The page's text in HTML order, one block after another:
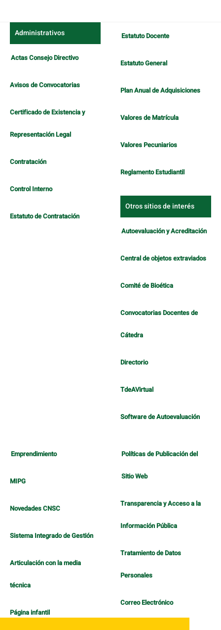
Administrativos
Actas Consejo Directivo
Avisos de Convocatorias
Certificado de Existencia y
Representación Legal
Contratación
Control Interno
Estatuto de Contratación
Estatuto Docente
Estatuto General
Plan Anual de Adquisiciones
Valores de Matrícula
Valores Pecuniarios
Reglamento Estudiantil
Otros sitios de interés
Autoevaluación y Acreditación
Central de objetos extraviados
Comité de Bioética
Convocatorias Docentes de
Cátedra
Directorio
TdeAVirtual
Software de Autoevaluación
Emprendimiento
MIPG
Novedades CNSC
Sistema Integrado de Gestión
Articulación con la media
técnica
Página infantil
Políticas de Publicación del
Sitio Web
Transparencia y Acceso a la
Información Pública
Tratamiento de Datos
Personales
Correo Electrónico